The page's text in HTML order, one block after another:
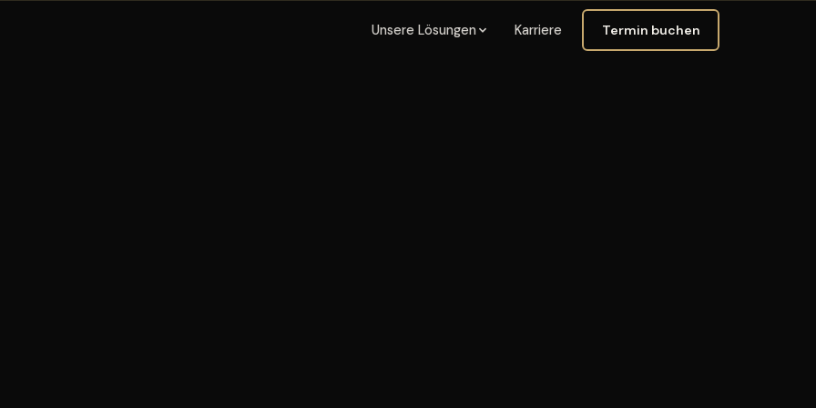
Unsere Lösungen Karriere Termin buchen